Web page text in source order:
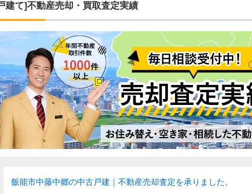
建て]不動産売却・買取査定実績
飯能市中藤中郷の中古戸建｜不動産売却査定を承りました。